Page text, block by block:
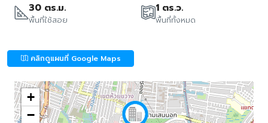
30 ตร.ม.
พื้นที่ใช้สอย
1 ตร.ว.
พื้นที่ทั้งหมด
คลิกดูแผนที่ Google Maps
+
−